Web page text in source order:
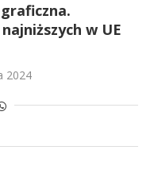
w UE
2024